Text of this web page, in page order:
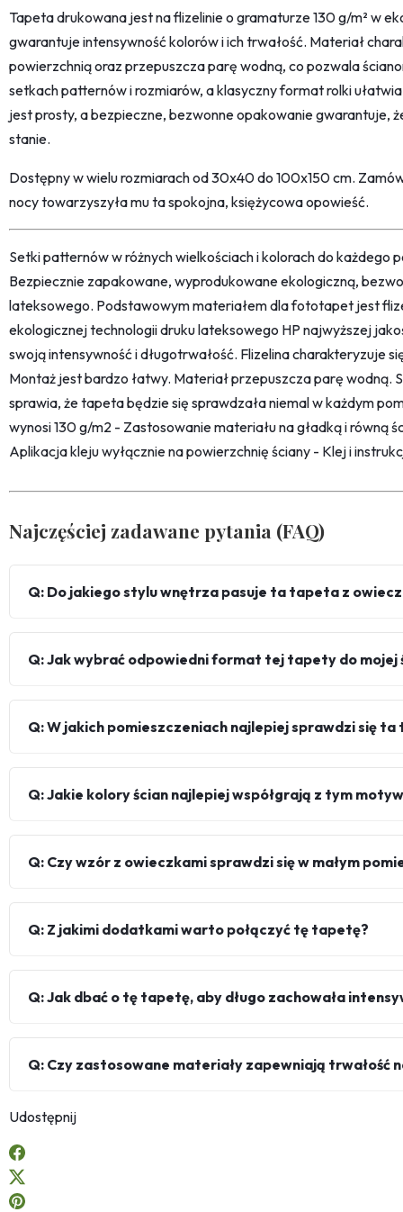
Tapeta drukowana jest na flizelinie o gramaturze 130 g/m² w
gwarantuje intensywność kolorów i ich trwałość. Materiał
powierzchnią oraz przepuszcza parę wodną, co pozwala
setkach patternów i rozmiarów, a klasyczny format rolki
jest prosty, a bezpieczne, bezwonne opakowanie gwarantuje,
stanie.
Dostępny w wielu rozmiarach od 30x40 do 100x150 cm.
nocy towarzyszyła mu ta spokojna, księżycowa opowieść.
Setki patternów w różnych wielkościach i kolorach do każdego
Bezpiecznie zapakowane, wyprodukowane ekologiczną,
lateksowego. Podstawowym materiałem dla fototapet jest
ekologicznej technologii druku lateksowego HP najwyższej
swoją intensywność i długotrwałość. Flizelina charakteryzuje
Montaż jest bardzo łatwy. Materiał przepuszcza parę wodną.
sprawia, że tapeta będzie się sprawdzała niemal w każdym
wynosi 130 g/m2 - Zastosowanie materiału na gładką i równą
Aplikacja kleju wyłącznie na powierzchnię ściany - Klej i
Najczęściej zadawane pytania (FAQ)
Q: Do jakiego stylu wnętrza pasuje ta tapeta z
Q: Jak wybrać odpowiedni format tej tapety do mojej
Q: W jakich pomieszczeniach najlepiej sprawdzi się
Q: Jakie kolory ścian najlepiej współgrają z tym
Q: Czy wzór z owieczkami sprawdzi się w małym
Q: Z jakimi dodatkami warto połączyć tę tapetę?
Q: Jak dbać o tę tapetę, aby długo zachowała
Q: Czy zastosowane materiały zapewniają trwałość
Udostępnij